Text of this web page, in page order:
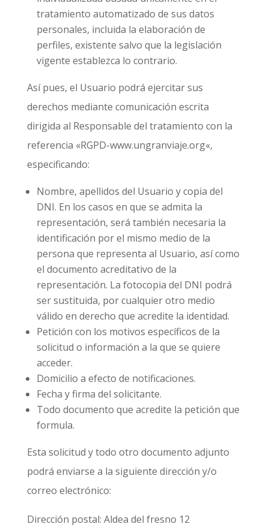
tratamiento automatizado de sus datos
personales, incluida la elaboración de
perfiles, existente salvo que la legislación
vigente establezca lo contrario.
Así pues, el Usuario podrá ejercitar sus
derechos mediante comunicación escrita
dirigida al Responsable del tratamiento con la
referencia «RGPD-www.ungranviaje.org«,
especificando:
Nombre, apellidos del Usuario y copia del
DNI. En los casos en que se admita la
representación, será también necesaria la
identificación por el mismo medio de la
persona que representa al Usuario, así como
el documento acreditativo de la
representación. La fotocopia del DNI podrá
ser sustituida, por cualquier otro medio
válido en derecho que acredite la identidad.
Petición con los motivos específicos de la
solicitud o información a la que se quiere
acceder.
Domicilio a efecto de notificaciones.
Fecha y firma del solicitante.
Todo documento que acredite la petición que
formula.
Esta solicitud y todo otro documento adjunto
podrá enviarse a la siguiente dirección y/o
correo electrónico:
Dirección postal: Aldea del fresno 12